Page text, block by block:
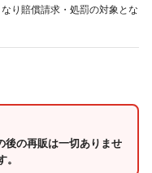
り賠償請求・処罰の対象とな
後の再販は一切ありませ